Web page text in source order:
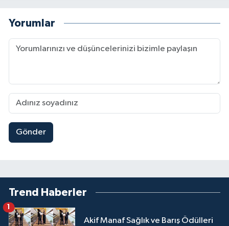
Yorumlar
Gönder
Trend Haberler
Akif Manaf Sağlık ve Barış Ödülleri
1